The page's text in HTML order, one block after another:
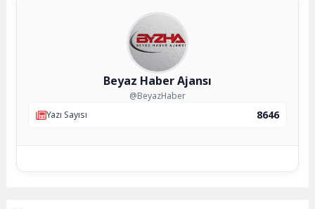
Beyaz Haber Ajansı
@BeyazHaber
Yazı Sayısı
8646